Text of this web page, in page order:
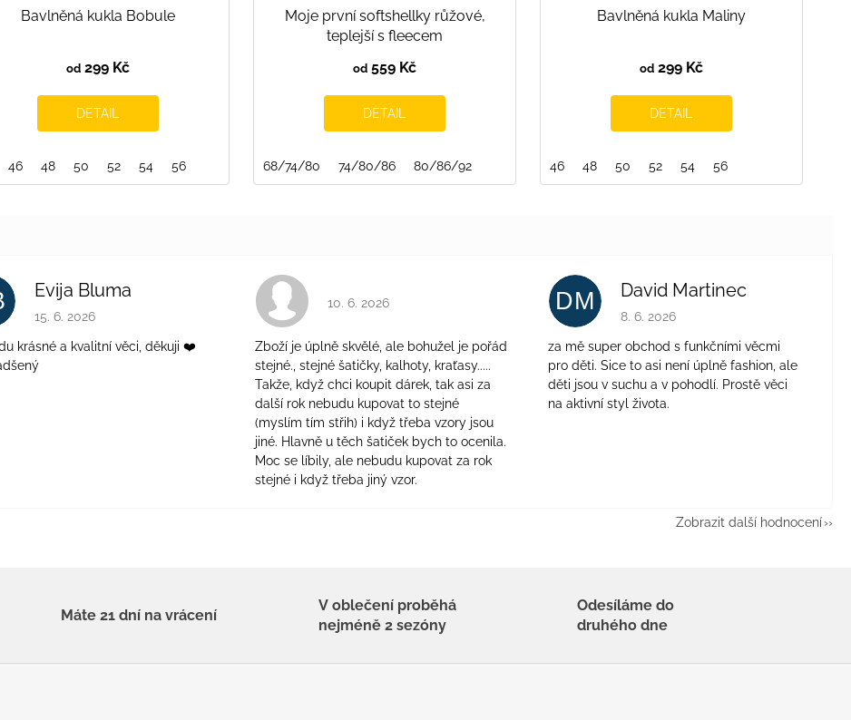
116/122 122/128 128/134 134/140 140/146 146/152 152/158
Bavlněná kukla Bobule
od 299 Kč
DETAIL
46 48 50 52 54 56
Moje první softshellky růžové,
teplejší s fleecem
od 559 Kč
DETAIL
68/74/80 74/80/86 80/86/92
Bavlněná kukla Maliny
od 299 Kč
DETAIL
46 48 50 52 54 56
Evija Bluma
Hodnocení obchodu je 5 z 5 hvězdiček.
15. 6. 2026
krásné a kvalitní věci, děkuji ❤️
Hodnocení obchodu je 4 z 5 hvězdiček.
10. 6. 2026
Zboží je úplně skvělé, ale bohužel je pořád
stejné., stejné šatičky, kalhoty, kraťasy.....
Takže, když chci koupit dárek, tak asi za
další rok nebudu kupovat to stejné
(myslím tím střih) i když třeba vzory jsou
jiné. Hlavně u těch šatiček bych to ocenila.
Moc se líbily, ale nebudu kupovat za rok
stejné i když třeba jiný vzor.
DM David Martinec
Hodnocení obchodu je 5 z 5 hvězdiček.
8. 6. 2026
za mě super obchod s funkčními věcmi
pro děti. Sice to asi není úplně fashion, ale
děti jsou v suchu a v pohodlí. Prostě věci
na aktivní styl života.
Zobrazit další hodnocení
Máte 21 dní na vrácení
V oblečení proběhá
nejméně 2 sezóny
Odesíláme do
druhého dne